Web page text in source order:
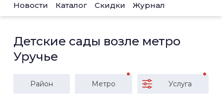
Новости Каталог Скидки Журнал
Детские сады возле метро
Уручье
Район Метро Услуга